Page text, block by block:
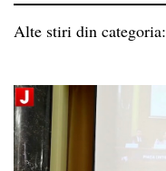
Alte stiri din categoria: